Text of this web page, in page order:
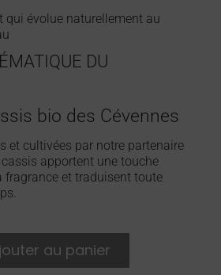
qui évolue naturellement au
DU
bio des Cévennes
et cultivées par notre partenaire
apportent une touche
fragrance et traduisent toute
au panier